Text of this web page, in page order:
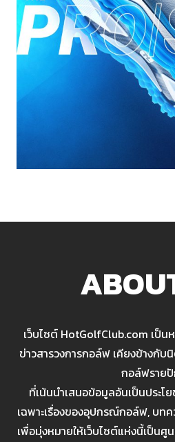
เว็บไซต์ HotGolfClub.com เป็น
ข่าวสารวงการกอล์ฟ เคียงข้างกั
กอล์ฟราย
ที่เน้นนำเสนอข้อมูลอันเป็นประ
เฉพาะเรื่องของอุปกรณ์กอล์ฟ, บทค
เพื่อมุ่งหมายให้เว็บไซต์แห่งนี้เป็น